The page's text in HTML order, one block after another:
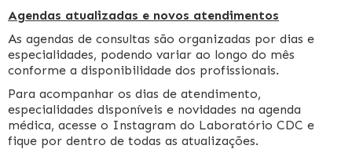
Agendas atualizadas e novos atendimentos
As agendas de consultas são organizadas por dias e
especialidades, podendo variar ao longo do mês
conforme a disponibilidade dos profissionais.
Para acompanhar os dias de atendimento,
especialidades disponíveis e novidades na agenda
médica, acesse o Instagram do Laboratório CDC e
fique por dentro de todas as atualizações.